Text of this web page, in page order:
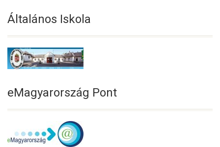
Általános Iskola
eMagyarország Pont